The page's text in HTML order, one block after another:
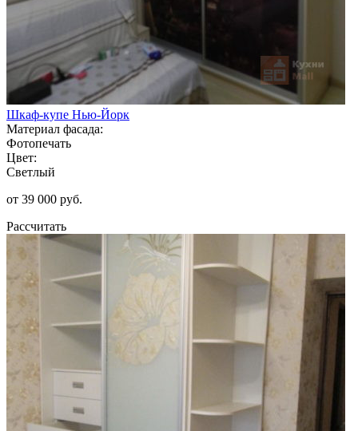
Шкаф-купе Нью-Йорк
Материал фасада:
Фотопечать
Цвет:
Светлый
от 39 000 руб.
Рассчитать